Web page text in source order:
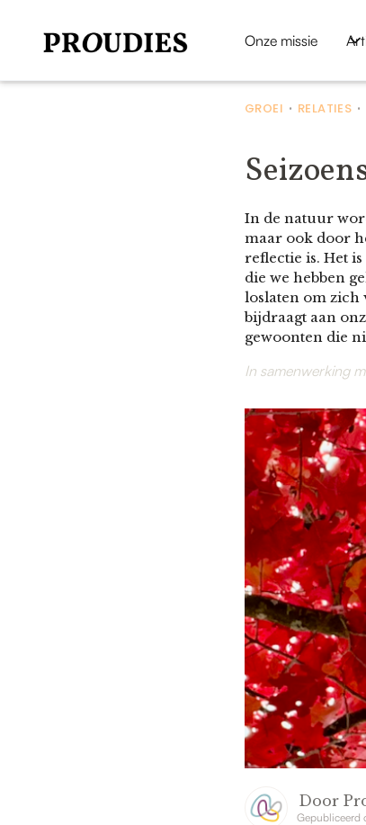
Onze missie
GROEI • RELATIES •
In de natuur
maar ook door
reflectie is. Het
die we hebben
loslaten om zich
bijdraagt aan
gewoonten die
In samenwerking
Door
Gepubliceerd